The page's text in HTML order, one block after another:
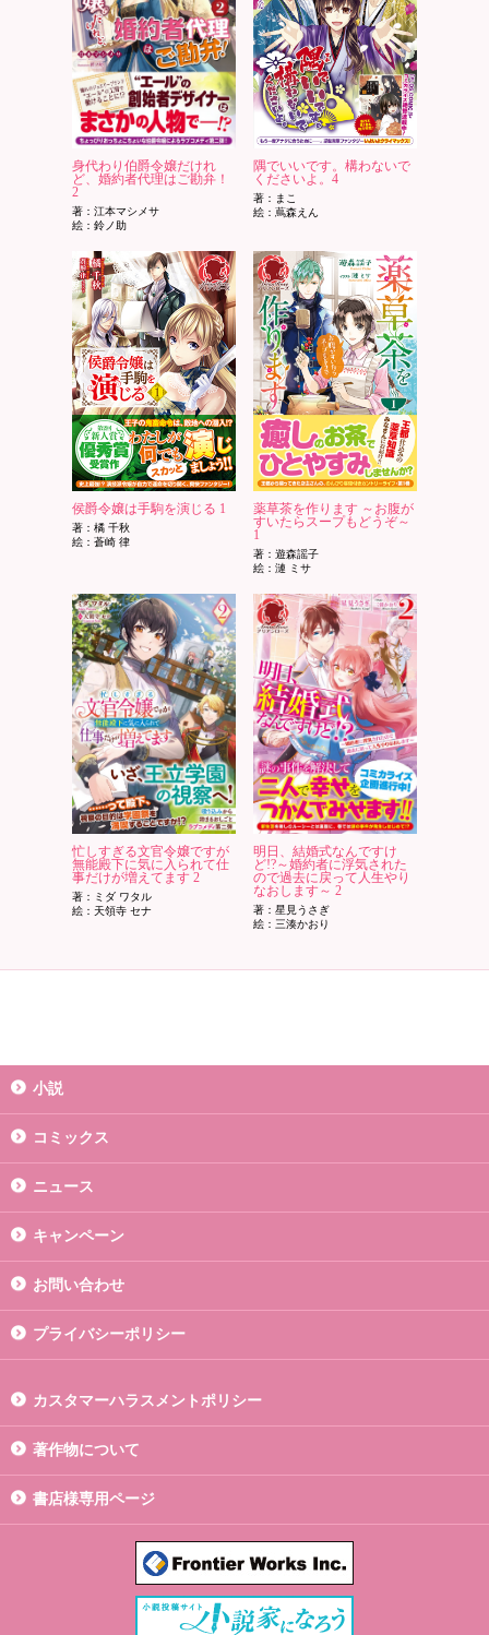
身代わり伯爵令嬢だけれ
ど、婚約者代理はご勘弁！
2
著：江本マシメサ
絵：鈴ノ助
隅でいいです。構わないで
くださいよ。4
著：まこ
絵：蔦森えん
侯爵令嬢は手駒を演じる 1
著：橘 千秋
絵：蒼崎 律
薬草茶を作ります ～お腹が
すいたらスープもどうぞ～
1
著：遊森謡子
絵：漣 ミサ
忙しすぎる文官令嬢ですが
無能殿下に気に入られて仕
事だけが増えてます 2
著：ミダ ワタル
絵：天領寺 セナ
明日、結婚式なんですけ
ど!?～婚約者に浮気された
ので過去に戻って人生やり
なおします～ 2
著：星見うさぎ
絵：三湊かおり
小説
コミックス
ニュース
キャンペーン
お問い合わせ
プライバシーポリシー
カスタマーハラスメントポリシー
著作物について
書店様専用ページ